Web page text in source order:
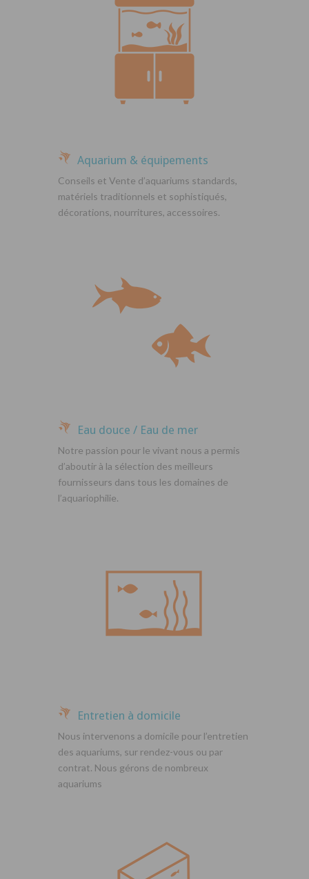
Aquarium & équipements
Conseils et Vente d’aquariums standards,
matériels traditionnels et sophistiqués,
décorations, nourritures, accessoires.
Eau douce / Eau de mer
Notre passion pour le vivant nous a permis
d’aboutir à la sélection des meilleurs
fournisseurs dans tous les domaines de
l’aquariophilie.
Entretien à domicile
Nous intervenons a domicile pour l’entretien
des aquariums, sur rendez-vous ou par
contrat. Nous gérons de nombreux
aquariums